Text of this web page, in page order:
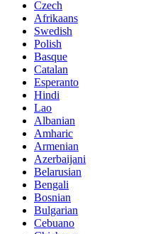
Czech
Afrikaans
Swedish
Polish
Basque
Catalan
Esperanto
Hindi
Lao
Albanian
Amharic
Armenian
Azerbaijani
Belarusian
Bengali
Bosnian
Bulgarian
Cebuano